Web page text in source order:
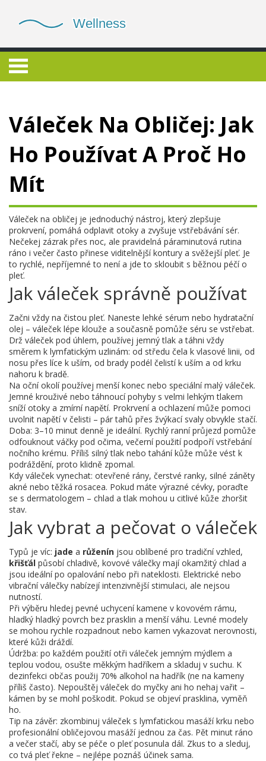
Váleček Na Obličej: Jak
Ho Používat A Proč Ho
Mít
Váleček na obličej je jednoduchý nástroj, který zlepšuje
prokrvení, pomáhá odplavit otoky a zvyšuje vstřebávání sér.
Nečekej zázrak přes noc, ale pravidelná páraminutová rutina
ráno i večer často přinese viditelnější kontury a svěžejší pleť. Je
to rychlé, nepříjemné to není a jde to skloubit s běžnou péčí o
pleť.
Jak váleček správně používat
Začni vždy na čistou pleť. Naneste lehké sérum nebo hydratační
olej – váleček lépe klouže a současně pomůže séru se vstřebat.
Drž váleček pod úhlem, používej jemný tlak a táhni vždy
směrem k lymfatickým uzlinám: od středu čela k vlasové linii, od
nosu přes líce k uším, od brady podél čelistí k uším a od krku
nahoru k bradě.
Na oční okolí používej menší konec nebo speciální malý váleček.
Jemné krouživé nebo táhnoucí pohyby s velmi lehkým tlakem
sníží otoky a zmírní napětí. Prokrvení a ochlazení může pomoci
uvolnit napětí v čelisti – pár tahů přes žvýkací svaly obvykle stačí.
Doba: 3–10 minut denně je ideální. Rychlý ranní průjezd pomůže
odfouknout váčky pod očima, večerní použití podpoří vstřebání
nočního krému. Příliš silný tlak nebo tahání kůže může vést k
podráždění, proto klidně zpomal.
Kdy váleček vynechat: otevřené rány, čerstvé ranky, silné záněty
akné nebo těžká rosacea. Pokud máte výrazné cévky, poraďte
se s dermatologem – chlad a tlak mohou u citlivé kůže zhoršit
stav.
Jak vybrat a pečovat o váleček
Typů je víc: jade a růženín jsou oblíbené pro tradiční vzhled,
křišťál působí chladivě, kovové válečky mají okamžitý chlad a
jsou ideální po opalování nebo při nateklosti. Elektrické nebo
vibrační válečky nabízejí intenzivnější stimulaci, ale nejsou
nutností.
Při výběru hledej pevné uchycení kamene v kovovém rámu,
hladký hladký povrch bez prasklin a menší váhu. Levné modely
se mohou rychle rozpadnout nebo kamen vykazovat nerovnosti,
které kůži dráždí.
Údržba: po každém použití otři váleček jemným mýdlem a
teplou vodou, osušte měkkým hadříkem a skladuj v suchu. K
dezinfekci občas použij 70% alkohol na hadřík (ne na kameny
příliš často). Nepouštěj váleček do myčky ani ho nehaj vařit –
kámen by se mohl poškodit. Pokud se objeví prasklina, vyměň
ho.
Tip na závěr: zkombinuj váleček s lymfatickou masáží krku nebo
profesionální obličejovou masáží jednou za čas. Pět minut ráno
a večer stačí, aby se péče o pleť posunula dál. Zkus to a sleduj,
co tvá pleť řekne – nejlépe poznáš účinek sama.